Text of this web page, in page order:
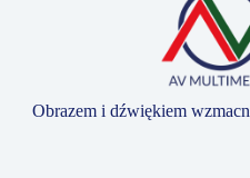
Obrazem i dźwiękiem